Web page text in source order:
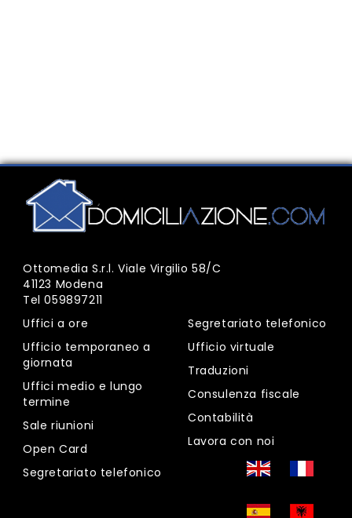
Ottomedia S.r.l. Viale Virgilio 58/C
41123 Modena
Tel059897211
Uffici a ore
Ufficio temporaneo a
giornata
Uffici medio e lungo
termine
Sale riunioni
Open Card
Segretariato telefonico
Segretariato telefonico
Ufficio virtuale
Traduzioni
Consulenza fiscale
Contabilità
Lavora con noi